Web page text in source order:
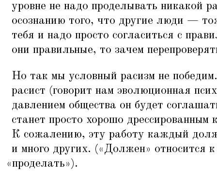
уровне не надо проделывать никакой
осознанию того, что другие люди —
тебя и надо просто согласиться с
они правильные, то зачем
Но так мы условный расизм не
расист (говорит нам эволюционная
давлением общества он будет
станет просто хорошо дрессированным
К сожалению, эту работу каждый
и много других. («Должен» относится к
«проделать»).